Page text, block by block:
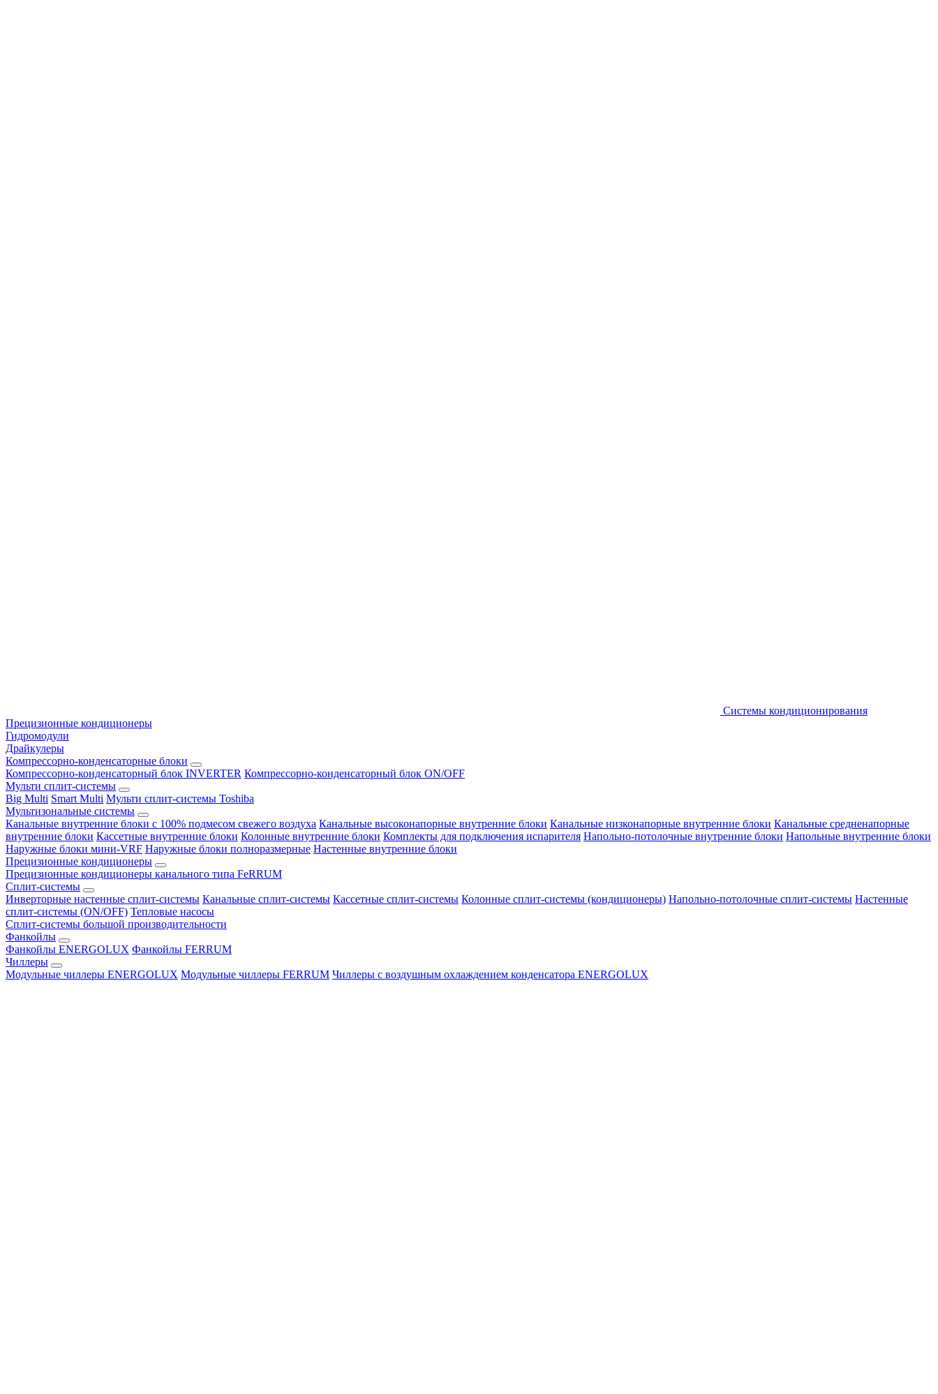
Системы кондиционирования
Прецизионные кондиционеры
Гидромодули
Драйкулеры
Компрессорно-конденсаторные блоки
Компрессорно-конденсаторный блок INVERTER Компрессорно-конденсаторный блок ON/OFF
Мульти сплит-системы
Big Multi Smart Multi Мульти сплит-системы Toshiba
Мультизональные системы
Канальные внутренние блоки с 100% подмесом свежего воздуха Канальные высоконапорные внутренние блоки Канальные низконапорные внутренние блоки Канальные средненапорные
внутренние блоки Кассетные внутренние блоки Колонные внутренние блоки Комплекты для подключения испарителя Напольно-потолочные внутренние блоки Напольные внутренние блоки
Наружные блоки мини-VRF Наружные блоки полноразмерные Настенные внутренние блоки
Прецизионные кондиционеры
Прецизионные кондиционеры канального типа FeRRUM
Сплит-системы
Инверторные настенные сплит-системы Канальные сплит-системы Кассетные сплит-системы Колонные сплит-системы (кондиционеры) Напольно-потолочные сплит-системы Настенные
сплит-системы (ON/OFF) Тепловые насосы
Сплит-системы большой производительности
Фанкойлы
Фанкойлы ENERGOLUX Фанкойлы FERRUM
Чиллеры
Модульные чиллеры ENERGOLUX Модульные чиллеры FERRUM Чиллеры с воздушным охлаждением конденсатора ENERGOLUX